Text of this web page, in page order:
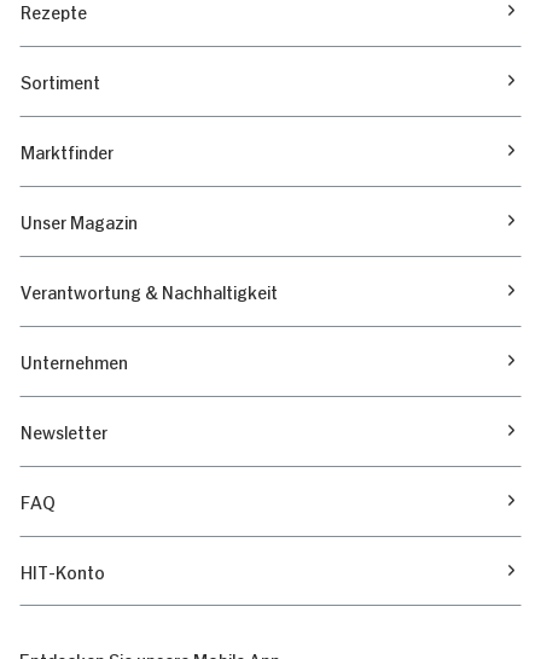
Rezepte
Sortiment
Marktfinder
Unser Magazin
Verantwortung & Nachhaltigkeit
Unternehmen
Newsletter
FAQ
HIT-Konto